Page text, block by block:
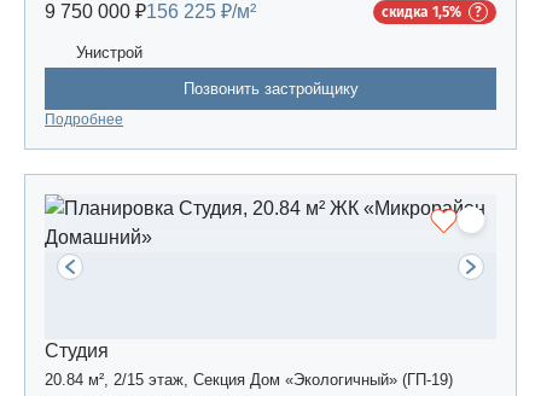
9 750 000 ₽156 225 ₽/м² скидка 1,5%
Унистрой
Позвонить застройщику
Подробнее
Студия
20.84 м², 2/15 этаж, Секция Дом «Экологичный» (ГП-19)